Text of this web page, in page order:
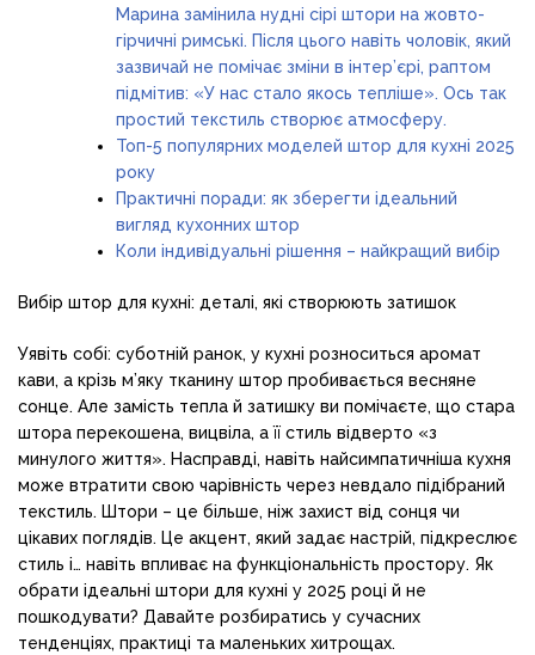
Марина замінила нудні сірі штори на жовто-
гірчичні римські. Після цього навіть чоловік, який
зазвичай не помічає зміни в інтер’єрі, раптом
підмітив: «У нас стало якось тепліше». Ось так
простий текстиль створює атмосферу.
Топ-5 популярних моделей штор для кухні 2025
року
Практичні поради: як зберегти ідеальний
вигляд кухонних штор
Коли індивідуальні рішення – найкращий вибір
Вибір штор для кухні: деталі, які створюють затишок
Уявіть собі: суботній ранок, у кухні розноситься аромат
кави, а крізь м’яку тканину штор пробивається весняне
сонце. Але замість тепла й затишку ви помічаєте, що стара
штора перекошена, вицвіла, а її стиль відверто «з
минулого життя». Насправді, навіть найсимпатичніша кухня
може втратити свою чарівність через невдало підібраний
текстиль. Штори – це більше, ніж захист від сонця чи
цікавих поглядів. Це акцент, який задає настрій, підкреслює
стиль і… навіть впливає на функціональність простору. Як
обрати ідеальні штори для кухні у 2025 році й не
пошкодувати? Давайте розбиратись у сучасних
тенденціях, практиці та маленьких хитрощах.